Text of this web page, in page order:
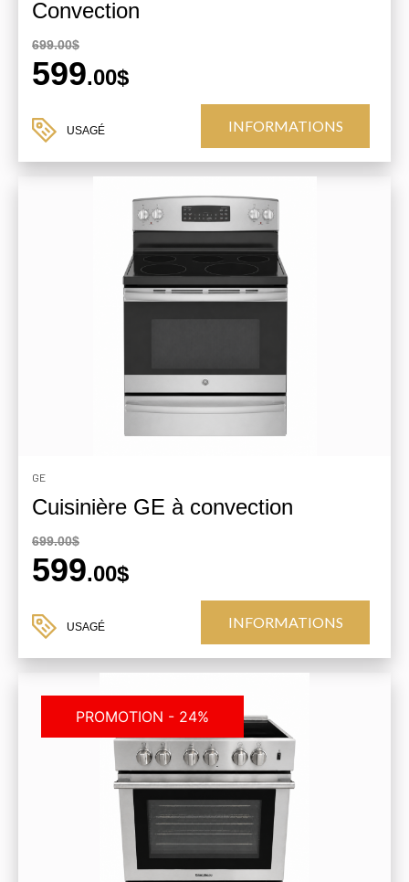
Convection
699.00$
599.00$
USAGÉ INFORMATIONS
GE
Cuisinière GE à convection
699.00$
599.00$
USAGÉ INFORMATIONS
PROMOTION - 24%